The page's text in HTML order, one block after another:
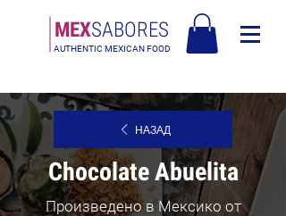
МЕXSABORES
AUTHENTIC MEXICAN FOOD
НАЗАД
Chocolate Abuelita
Произведено в Мексико от